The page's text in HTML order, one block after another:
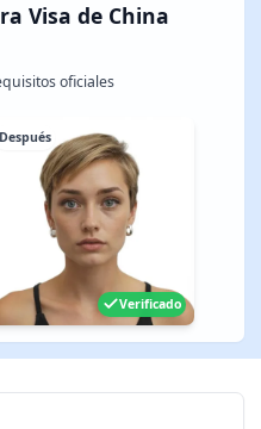
Visa de China
oficiales
Después
Verificado